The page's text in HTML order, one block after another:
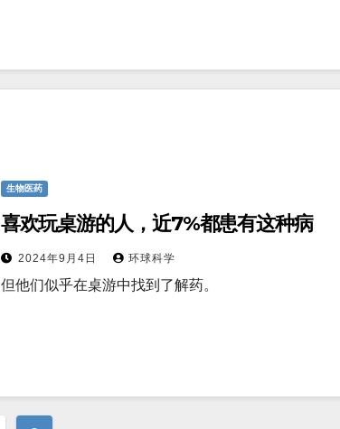
生物医药
喜欢玩桌游的人，近7%都患有这种病
2024年9月4日 环球科学
但他们似乎在桌游中找到了解药。